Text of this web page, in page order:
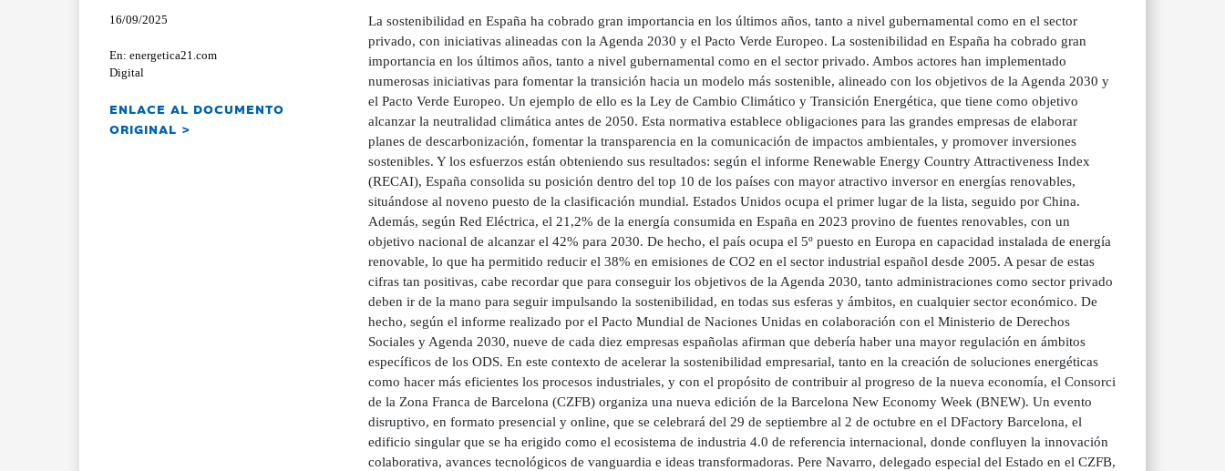
16/09/2025
En: energetica21.com
Digital
ENLACE AL DOCUMENTO
ORIGINAL >
La sostenibilidad en España ha cobrado gran importancia en los últimos años, tanto a nivel gubernamental como en el sector
privado, con iniciativas alineadas con la Agenda 2030 y el Pacto Verde Europeo. La sostenibilidad en España ha cobrado gran
importancia en los últimos años, tanto a nivel gubernamental como en el sector privado. Ambos actores han implementado
numerosas iniciativas para fomentar la transición hacia un modelo más sostenible, alineado con los objetivos de la Agenda 2030 y
el Pacto Verde Europeo. Un ejemplo de ello es la Ley de Cambio Climático y Transición Energética, que tiene como objetivo
alcanzar la neutralidad climática antes de 2050. Esta normativa establece obligaciones para las grandes empresas de elaborar
planes de descarbonización, fomentar la transparencia en la comunicación de impactos ambientales, y promover inversiones
sostenibles. Y los esfuerzos están obteniendo sus resultados: según el informe Renewable Energy Country Attractiveness Index
(RECAI), España consolida su posición dentro del top 10 de los países con mayor atractivo inversor en energías renovables,
situándose al noveno puesto de la clasificación mundial. Estados Unidos ocupa el primer lugar de la lista, seguido por China.
Además, según Red Eléctrica, el 21,2% de la energía consumida en España en 2023 provino de fuentes renovables, con un
objetivo nacional de alcanzar el 42% para 2030. De hecho, el país ocupa el 5º puesto en Europa en capacidad instalada de energía
renovable, lo que ha permitido reducir el 38% en emisiones de CO2 en el sector industrial español desde 2005. A pesar de estas
cifras tan positivas, cabe recordar que para conseguir los objetivos de la Agenda 2030, tanto administraciones como sector privado
deben ir de la mano para seguir impulsando la sostenibilidad, en todas sus esferas y ámbitos, en cualquier sector económico. De
hecho, según el informe realizado por el Pacto Mundial de Naciones Unidas en colaboración con el Ministerio de Derechos
Sociales y Agenda 2030, nueve de cada diez empresas españolas afirman que debería haber una mayor regulación en ámbitos
específicos de los ODS. En este contexto de acelerar la sostenibilidad empresarial, tanto en la creación de soluciones energéticas
como hacer más eficientes los procesos industriales, y con el propósito de contribuir al progreso de la nueva economía, el Consorci
de la Zona Franca de Barcelona (CZFB) organiza una nueva edición de la Barcelona New Economy Week (BNEW). Un evento
disruptivo, en formato presencial y online, que se celebrará del 29 de septiembre al 2 de octubre en el DFactory Barcelona, el
edificio singular que se ha erigido como el ecosistema de industria 4.0 de referencia internacional, donde confluyen la innovación
colaborativa, avances tecnológicos de vanguardia e ideas transformadoras. Pere Navarro, delegado especial del Estado en el CZFB,